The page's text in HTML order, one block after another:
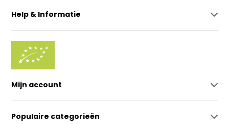
Help & Informatie
Mijn account
Populaire categorieën